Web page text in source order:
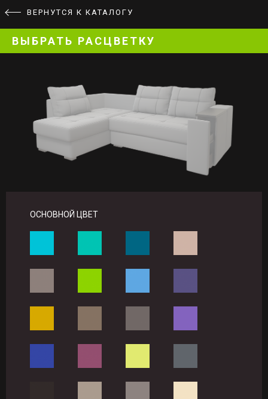
ВЕРНУТСЯ К КАТАЛОГУ
ВЫБРАТЬ РАСЦВЕТКУ
ОСНОВНОЙ ЦВЕТ